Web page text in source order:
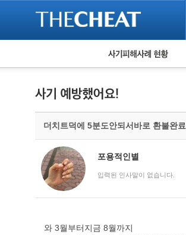
피해사례 현황
게임 · 비실물 피해사례
보이스피싱 피해사례
유해사이트 목록
비공개 피해사례
워킹홀리데이 피해사례
더치트덕에 5분도안되서바로 환불완료
포용적인별
입력된 인사말이 없습니다.
와 3월부터지금 8월까지